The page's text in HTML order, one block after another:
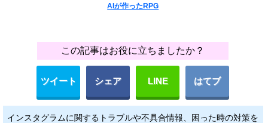
AIが作ったRPG
この記事はお役に立ちましたか？
ツイート シェア LINE はてブ
インスタグラムに関するトラブルや不具合情報、困った時の対策を